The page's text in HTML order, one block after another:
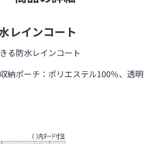
レインコート
る防水レインコート
納ポーチ：ポリエステル100％、透明